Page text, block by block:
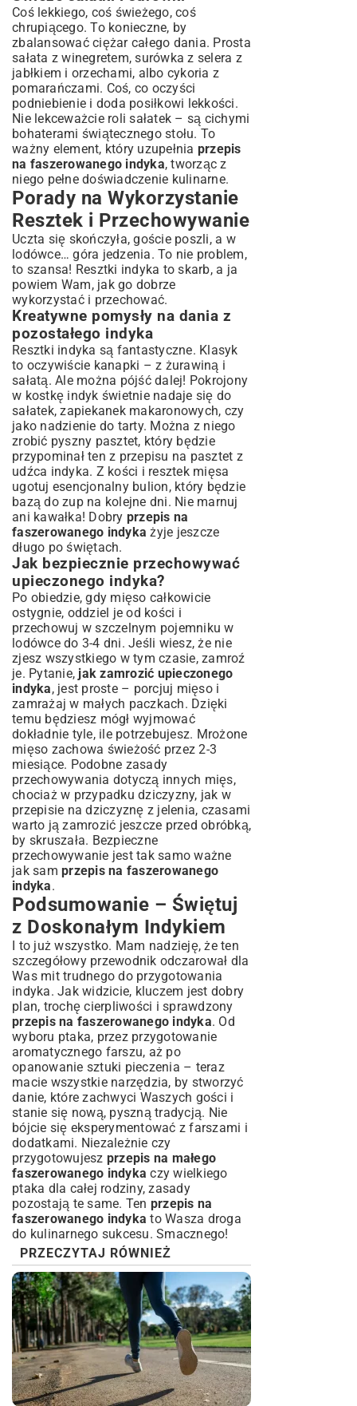
Coś lekkiego, coś świeżego, coś
chrupiącego. To konieczne, by
zbalansować ciężar całego dania. Prosta
sałata z winegretem, surówka z selera z
jabłkiem i orzechami, albo cykoria z
pomarańczami. Coś, co oczyści
podniebienie i doda posiłkowi lekkości.
Nie lekceważcie roli sałatek – są cichymi
bohaterami świątecznego stołu. To
ważny element, który uzupełnia przepis
na faszerowanego indyka, tworząc z
niego pełne doświadczenie kulinarne.
Porady na Wykorzystanie
Resztek i Przechowywanie
Uczta się skończyła, goście poszli, a w
lodówce… góra jedzenia. To nie problem,
to szansa! Resztki indyka to skarb, a ja
powiem Wam, jak go dobrze
wykorzystać i przechować.
Kreatywne pomysły na dania z
pozostałego indyka
Resztki indyka są fantastyczne. Klasyk
to oczywiście kanapki – z żurawiną i
sałatą. Ale można pójść dalej! Pokrojony
w kostkę indyk świetnie nadaje się do
sałatek, zapiekanek makaronowych, czy
jako nadzienie do tarty. Można z niego
zrobić pyszny pasztet, który będzie
przypominał ten z przepisu na pasztet z
udźca indyka. Z kości i resztek mięsa
ugotuj esencjonalny bulion, który będzie
bazą do zup na kolejne dni. Nie marnuj
ani kawałka! Dobry przepis na
faszerowanego indyka żyje jeszcze
długo po świętach.
Jak bezpiecznie przechowywać
upieczonego indyka?
Po obiedzie, gdy mięso całkowicie
ostygnie, oddziel je od kości i
przechowuj w szczelnym pojemniku w
lodówce do 3-4 dni. Jeśli wiesz, że nie
zjesz wszystkiego w tym czasie, zamroź
je. Pytanie, jak zamrozić upieczonego
indyka, jest proste – porcjuj mięso i
zamrażaj w małych paczkach. Dzięki
temu będziesz mógł wyjmować
dokładnie tyle, ile potrzebujesz. Mrożone
mięso zachowa świeżość przez 2-3
miesiące. Podobne zasady
przechowywania dotyczą innych mięs,
chociaż w przypadku dziczyzny, jak w
przepisie na dziczyznę z jelenia, czasami
warto ją zamrozić jeszcze przed obróbką,
by skruszała. Bezpieczne
przechowywanie jest tak samo ważne
jak sam przepis na faszerowanego
indyka.
Podsumowanie – Świętuj
z Doskonałym Indykiem
I to już wszystko. Mam nadzieję, że ten
szczegółowy przewodnik odczarował dla
Was mit trudnego do przygotowania
indyka. Jak widzicie, kluczem jest dobry
plan, trochę cierpliwości i sprawdzony
przepis na faszerowanego indyka. Od
wyboru ptaka, przez przygotowanie
aromatycznego farszu, aż po
opanowanie sztuki pieczenia – teraz
macie wszystkie narzędzia, by stworzyć
danie, które zachwyci Waszych gości i
stanie się nową, pyszną tradycją. Nie
bójcie się eksperymentować z farszami i
dodatkami. Niezależnie czy
przygotowujesz przepis na małego
faszerowanego indyka czy wielkiego
ptaka dla całej rodziny, zasady
pozostają te same. Ten przepis na
faszerowanego indyka to Wasza droga
do kulinarnego sukcesu. Smacznego!
PRZECZYTAJ RÓWNIEŻ